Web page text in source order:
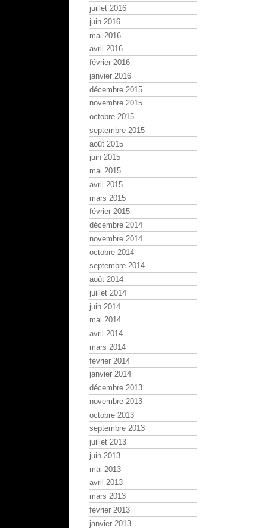
juillet 2016
juin 2016
mai 2016
avril 2016
février 2016
janvier 2016
décembre 2015
novembre 2015
octobre 2015
septembre 2015
août 2015
juin 2015
mai 2015
avril 2015
mars 2015
février 2015
décembre 2014
novembre 2014
octobre 2014
septembre 2014
août 2014
juillet 2014
juin 2014
mai 2014
avril 2014
mars 2014
février 2014
janvier 2014
décembre 2013
novembre 2013
octobre 2013
septembre 2013
juillet 2013
juin 2013
mai 2013
avril 2013
mars 2013
février 2013
janvier 2013